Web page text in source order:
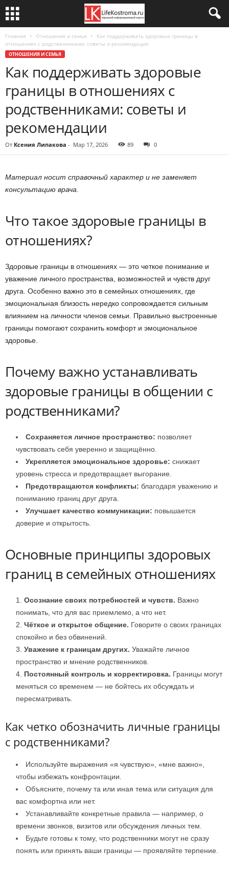
Главная Отношения и семья
Как поддерживать здоровые границы в
отношениях с родственниками: советы и рекомендации
ОТНОШЕНИЯ И СЕМЬЯ
Как поддерживать здоровые
границы в отношениях с
родственниками: советы и
рекомендации
От Ксения Липакова - Мар 17, 2026 89 0
Материал носит справочный характер и не заменяет
консультацию врача.
Что такое здоровые границы в
отношениях?
Здоровые границы в отношениях — это четкое понимание и
уважение личного пространства, возможностей и чувств друг
друга. Особенно важно это в семейных отношениях, где
эмоциональная близость нередко сопровождается сильным
влиянием на личности членов семьи. Правильно выстроенные
границы помогают сохранить комфорт и эмоциональное
здоровье.
Почему важно устанавливать
здоровые границы в общении с
родственниками?
Сохраняется личное пространство: позволяет
чувствовать себя уверенно и защищённо.
Укрепляется эмоциональное здоровье: снижает
уровень стресса и предотвращает выгорание.
Предотвращаются конфликты: благодаря уважению и
пониманию границ друг друга.
Улучшает качество коммуникации: повышается
доверие и открытость.
Основные принципы здоровых
границ в семейных отношениях
Осознание своих потребностей и чувств. Важно
понимать, что для вас приемлемо, а что нет.
Чёткое и открытое общение. Говорите о своих границах
спокойно и без обвинений.
Уважение к границам других. Уважайте личное
пространство и мнение родственников.
Постоянный контроль и корректировка. Границы могут
меняться со временем — не бойтесь их обсуждать и
пересматривать.
Как четко обозначить личные границы
с родственниками?
Используйте выражения «я чувствую», «мне важно»,
чтобы избежать конфронтации.
Объясните, почему та или иная тема или ситуация для
вас комфортна или нет.
Устанавливайте конкретные правила — например, о
времени звонков, визитов или обсуждения личных тем.
Будьте готовы к тому, что родственники могут не сразу
понять или принять ваши границы — проявляйте терпение.